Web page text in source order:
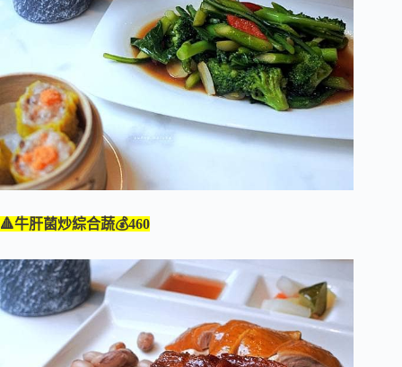
🔺牛肝菌炒綜合蔬💰460